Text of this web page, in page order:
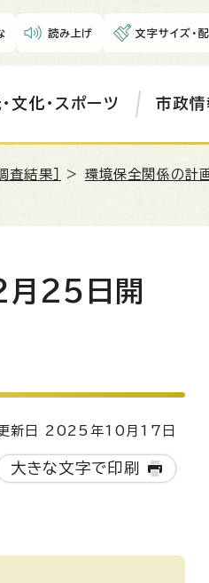
読み上げ 文字サイズ・
文化・スポーツ 市政情
結果］ > 環境保全関係の計
月25日開
日 2025年10月17日
大きな文字で印刷